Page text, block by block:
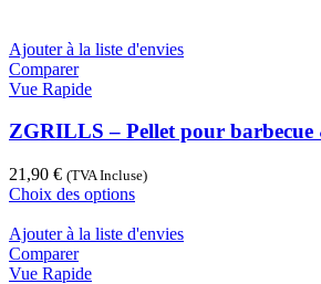
plusieurs
peuvent
choisies
sur
la
page
du
Ajouter à la liste d'envies
Comparer
Vue Rapide
ZGRILLS – Pellet pour barbecue
21,90 € (TVA Incluse)
Choix des optionsCe
a
Ajouter à la liste d'envies
Comparer
Vue Rapide